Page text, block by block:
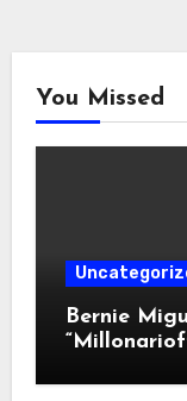
You Missed
Bernie